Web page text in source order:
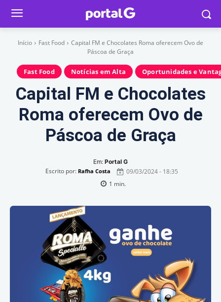
Início Fast Food
Capital FM e Chocolates Roma oferecem Ovo de
Páscoa de Graça
Fast Food Notícias em Alta Oportunidades e
Capital FM e Chocolates
Roma oferecem Ovo de
Páscoa de Graça
Em: Portal G
Escrito por: Rafha Costa
09/03/2024 - 18:35
1 min.